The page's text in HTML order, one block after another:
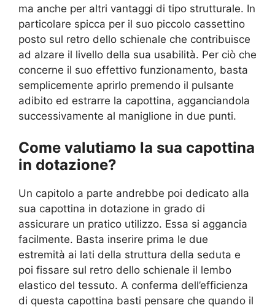
ma anche per altri vantaggi di tipo strutturale. In
particolare spicca per il suo piccolo cassettino
posto sul retro dello schienale che contribuisce
ad alzare il livello della sua usabilità. Per ciò che
concerne il suo effettivo funzionamento, basta
semplicemente aprirlo premendo il pulsante
adibito ed estrarre la capottina, agganciandola
successivamente al maniglione in due punti.
Come valutiamo la sua capottina
in dotazione?
Un capitolo a parte andrebbe poi dedicato alla
sua capottina in dotazione in grado di
assicurare un pratico utilizzo. Essa si aggancia
facilmente. Basta inserire prima le due
estremità ai lati della struttura della seduta e
poi fissare sul retro dello schienale il lembo
elastico del tessuto. A conferma dell’efficienza
di questa capottina basti pensare che quando il